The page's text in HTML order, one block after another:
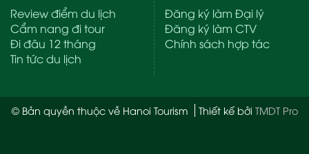
Review điểm du lịch
Cẩm nang đi tour
Đi đâu 12 tháng
Tin tức du lịch
Đăng ký làm Đại lý
Đăng ký làm CTV
Chính sách hợp tác
© Bản quyền thuộc về Hanoi Tourism Thiết kế bởi TMDT Pro